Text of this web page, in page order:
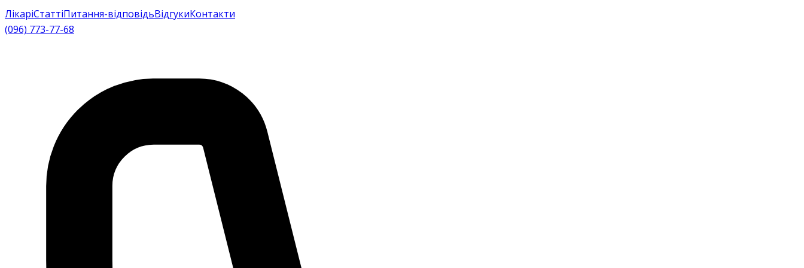
ЛікаріСтаттіПитання-відповідьВідгукиКонтакти
(096) 773-77-68